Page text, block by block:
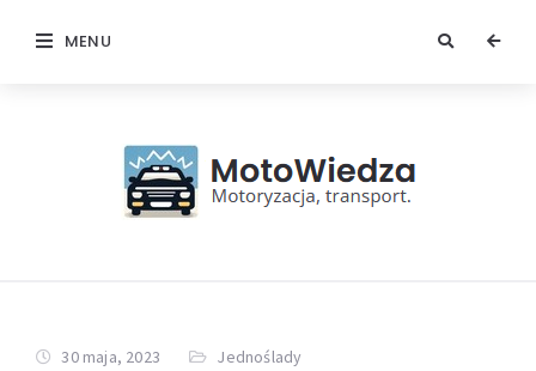
MENU
30 maja, 2023 Jednoślady